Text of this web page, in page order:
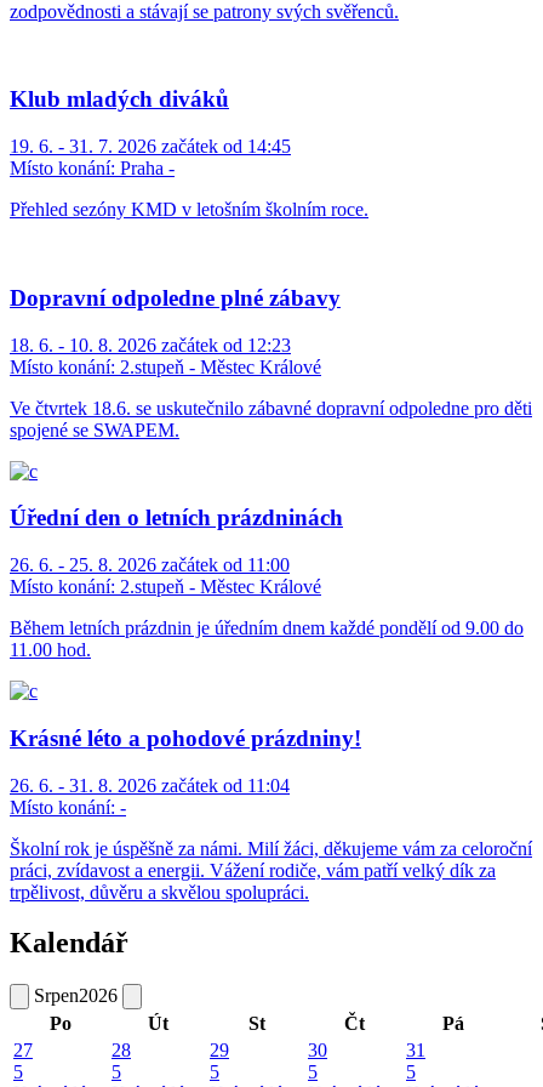
zodpovědnosti a stávají se patrony svých svěřenců.
Klub mladých diváků
19. 6. - 31. 7. 2026 začátek od 14:45
Místo konání: Praha -
Přehled sezóny KMD v letošním školním roce.
Dopravní odpoledne plné zábavy
18. 6. - 10. 8. 2026 začátek od 12:23
Místo konání: 2.stupeň - Městec Králové
Ve čtvrtek 18.6. se uskutečnilo zábavné dopravní odpoledne pro děti
spojené se SWAPEM.
Úřední den o letních prázdninách
26. 6. - 25. 8. 2026 začátek od 11:00
Místo konání: 2.stupeň - Městec Králové
Během letních prázdnin je úředním dnem každé pondělí od 9.00 do
11.00 hod.
Krásné léto a pohodové prázdniny!
26. 6. - 31. 8. 2026 začátek od 11:04
Místo konání: -
Školní rok je úspěšně za námi. Milí žáci, děkujeme vám za celoroční
práci, zvídavost a energii. Vážení rodiče, vám patří velký dík za
trpělivost, důvěru a skvělou spolupráci.
Kalendář
Srpen2026
Po
Út St Čt Pá
27
5
28
5
29
5
30
5
31
5